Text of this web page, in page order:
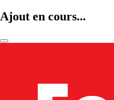
Ajout en cours...